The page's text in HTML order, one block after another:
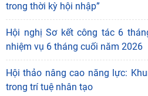
trong thời kỳ hội nhập”
Hội nghị Sơ kết công tác 6
nhiệm vụ 6 tháng cuối năm 2026
Hội thảo nâng cao năng lực:
trong trí tuệ nhân tạo